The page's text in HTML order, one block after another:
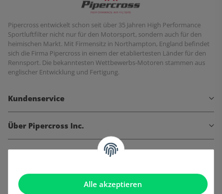
Alle akzeptieren
Pipercross entwickelt schon seit über 35 Jahren High Performance
Sportluftfilter nicht nur für den Motorsport, sondern auch für den
heimischen Markt. Mit Firmensitz in Northampton, England befindet
sich die Firma Pipercross in einem der etabliertesten Länder für den
Rennsport. Die bekanntesten Wettbewerbs-Motoren stammen aus
englischer Entwicklung und Fertigung.
Kundenservice
Über Pipercross Inc.
Informationen
Gesetzliche Informationen